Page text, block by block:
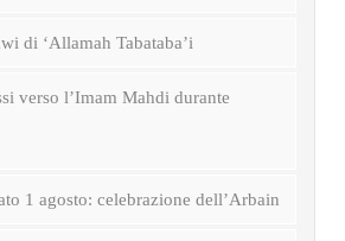
di ‘Allamah Tabataba’i
verso l’Imam Mahdi durante
1 agosto: celebrazione dell’Arbain